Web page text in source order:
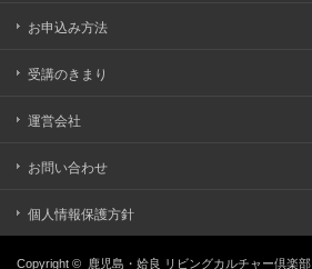
お申込み方法
受講のきまり
運営会社
お問い合わせ
個人情報保護方針
Copyright © 鹿児島・姶良 リビングカルチャー倶楽部